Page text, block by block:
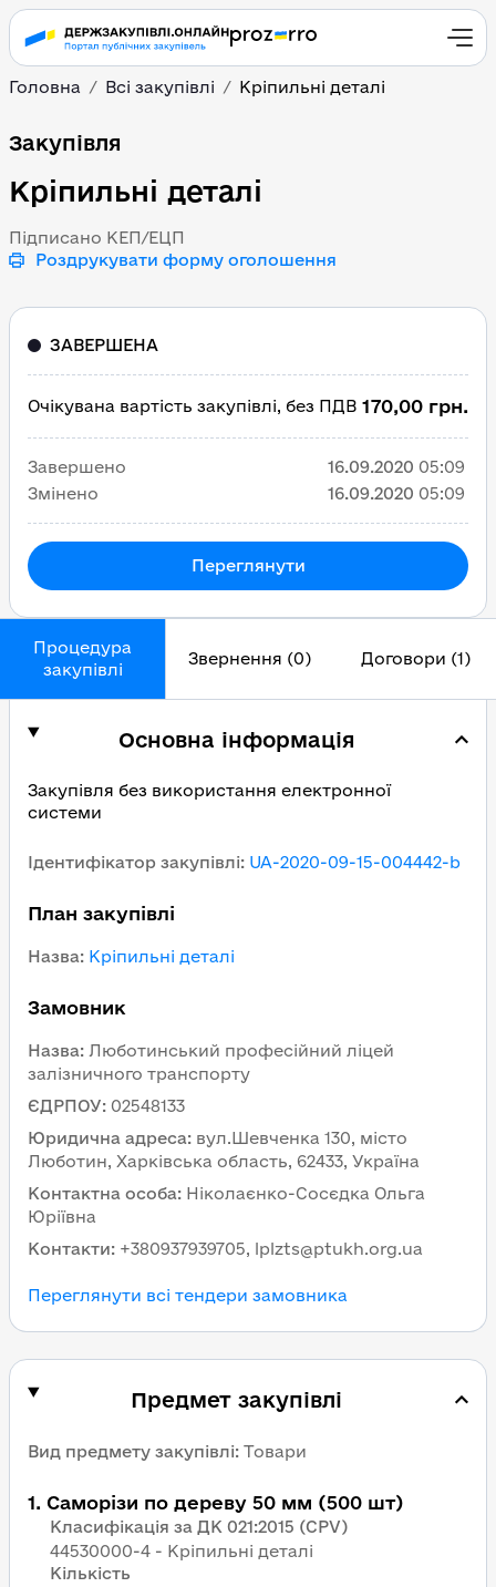
Головна Всі закупівлі Кріпильні деталі
Кріпильні деталі
Закупівля
Кріпильні деталі
Підписано КЕП/ЕЦП
Роздрукувати форму оголошення
Процедура
закупівлі
Звернення (0) Договори (1)
Основна інформація
Закупівля без використання електронної
системи
Ідентифікатор закупівлі: UA-2020-09-15-004442-b
План закупівлі
Назва: Кріпильні деталі
Замовник
Назва: Люботинський професійний ліцей
залізничного транспорту
ЄДРПОУ: 02548133
Юридична адреса: вул.Шевченка 130, місто
Люботин, Харківська область, 62433, Україна
Контактна особа: Ніколаєнко-Сосєдка Ольга
Юріївна
Контакти: +380937939705, lplzts@ptukh.org.ua
Переглянути всі тендери замовника
Предмет закупівлі
Вид предмету закупівлі: Товари
1. Саморізи по дереву 50 мм (500 шт)
Класифікація за ДК 021:2015 (CPV)
44530000-4 - Кріпильні деталі
Кількість
ЗАВЕРШЕНА
Очікувана вартість закупівлі, без ПДВ 170,00 грн.
Завершено 16.09.2020 05:09
Змінено
16.09.2020 05:09
Переглянути